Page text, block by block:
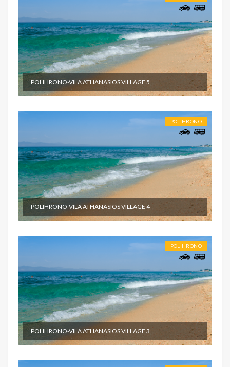
POLIHRONO-VILA ATHANASIOS VILLAGE 5
POLIHRONO
POLIHRONO-VILA ATHANASIOS VILLAGE 4
POLIHRONO
POLIHRONO-VILA ATHANASIOS VILLAGE 3